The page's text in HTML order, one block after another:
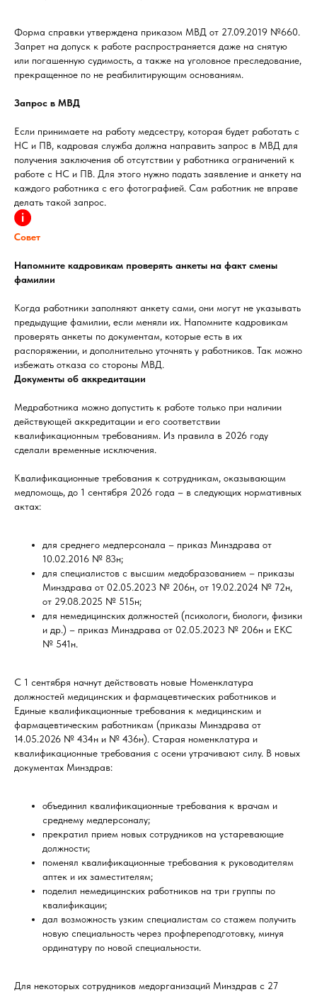
Форма справки утверждена приказом МВД от 27.09.2019 №660.
Запрет на допуск к работе распространяется даже на снятую
или погашенную судимость, а также на уголовное преследование,
прекращенное по не реабилитирующим основаниям.
Запрос в МВД
Если принимаете на работу медсестру, которая будет работать с
НС и ПВ, кадровая служба должна направить запрос в МВД для
получения заключения об отсутствии у работника ограничений к
работе с НС и ПВ. Для этого нужно подать заявление и анкету на
каждого работника с его фотографией. Сам работник не вправе
делать такой запрос.
Совет
Напомните кадровикам проверять анкеты на факт смены
фамилии
Когда работники заполняют анкету сами, они могут не указывать
предыдущие фамилии, если меняли их. Напомните кадровикам
проверять анкеты по документам, которые есть в их
распоряжении, и дополнительно уточнять у работников. Так можно
избежать отказа со стороны МВД.
Документы об аккредитации
Медработника можно допустить к работе только при наличии
действующей аккредитации и его соответствии
квалификационным требованиям. Из правила в 2026 году
сделали временные исключения.
Квалификационные требования к сотрудникам, оказывающим
медпомощь, до 1 сентября 2026 года – в следующих нормативных
актах:
для среднего медперсонала – приказ Минздрава от
10.02.2016 № 83н;
для специалистов с высшим медобразованием – приказы
Минздрава от 02.05.2023 № 206н, от 19.02.2024 № 72н,
от 29.08.2025 № 515н;
для немедицинских должностей (психологи, биологи, физики
и др.) – приказ Минздрава от 02.05.2023 № 206н и ЕКС
№ 541н.
С 1 сентября начнут действовать новые Номенклатура
должностей медицинских и фармацевтических работников и
Единые квалификационные требования к медицинским и
фармацевтическим работникам (приказы Минздрава от
14.05.2026 № 434н и № 436н). Старая номенклатура и
квалификационные требования с осени утрачивают силу. В новых
документах Минздрав:
объединил квалификационные требования к врачам и
среднему медперсоналу;
прекратил прием новых сотрудников на устаревающие
должности;
поменял квалификационные требования к руководителям
аптек и их заместителям;
поделил немедицинских работников на три группы по
квалификации;
дал возможность узким специалистам со стажем получить
новую специальность через профпереподготовку, минуя
ординатуру по новой специальности.
Для некоторых сотрудников медорганизаций Минздрав с 27